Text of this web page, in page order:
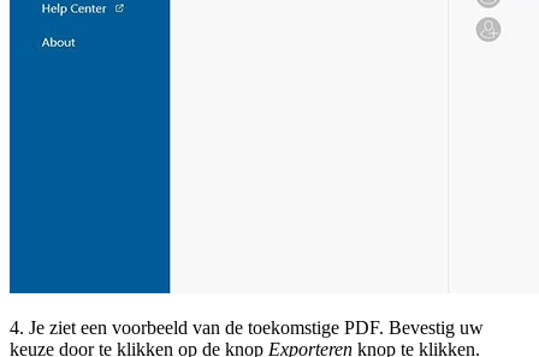
4. Je ziet een voorbeeld van de toekomstige PDF. Bevestig uw
keuze door te klikken op de knop Exporteren knop te klikken.